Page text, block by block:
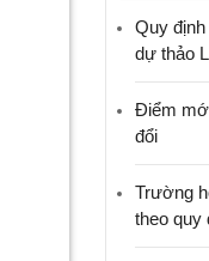
Quy
dự thảo
Điểm
đổi
Trường
theo quy